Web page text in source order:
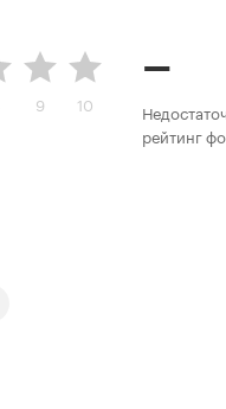
9 10
–
рейтинг